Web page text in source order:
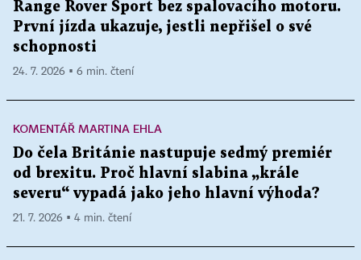
Range Rover Sport bez spalovacího motoru.
První jízda ukazuje, jestli nepřišel o své
schopnosti
24. 7. 2026 ▪ 6 min. čtení
KOMENTÁŘ MARTINA EHLA
Do čela Británie nastupuje sedmý premiér
od brexitu. Proč hlavní slabina „krále
severu“ vypadá jako jeho hlavní výhoda?
21. 7. 2026 ▪ 4 min. čtení